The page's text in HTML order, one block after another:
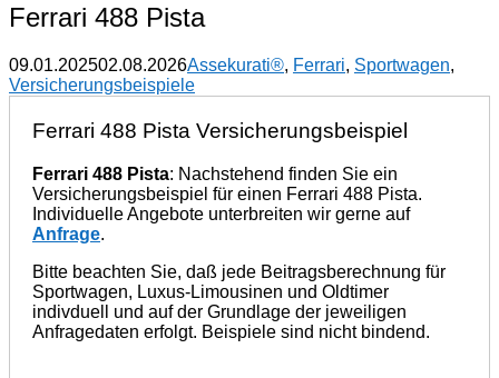
Ferrari 488 Pista
09.01.202502.08.2026Assekurati®, Ferrari, Sportwagen,
Versicherungsbeispiele
Ferrari 488 Pista Versicherungsbeispiel
Ferrari 488 Pista: Nachstehend finden Sie ein
Versicherungsbeispiel für einen Ferrari 488 Pista.
Individuelle Angebote unterbreiten wir gerne auf
Anfrage.
Bitte beachten Sie, daß jede Beitragsberechnung für
Sportwagen, Luxus-Limousinen und Oldtimer
indivduell und auf der Grundlage der jeweiligen
Anfragedaten erfolgt. Beispiele sind nicht bindend.